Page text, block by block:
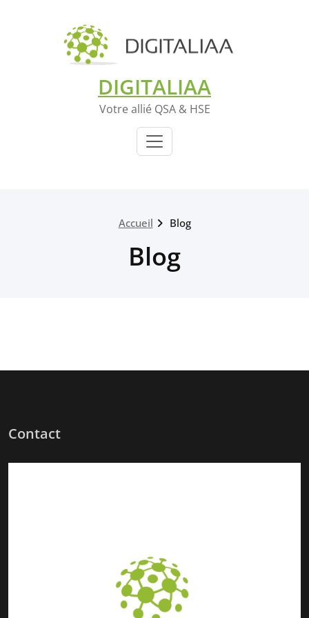
DIGITALIAA
Votre allié QSA & HSE
Accueil Blog
Blog
Contact